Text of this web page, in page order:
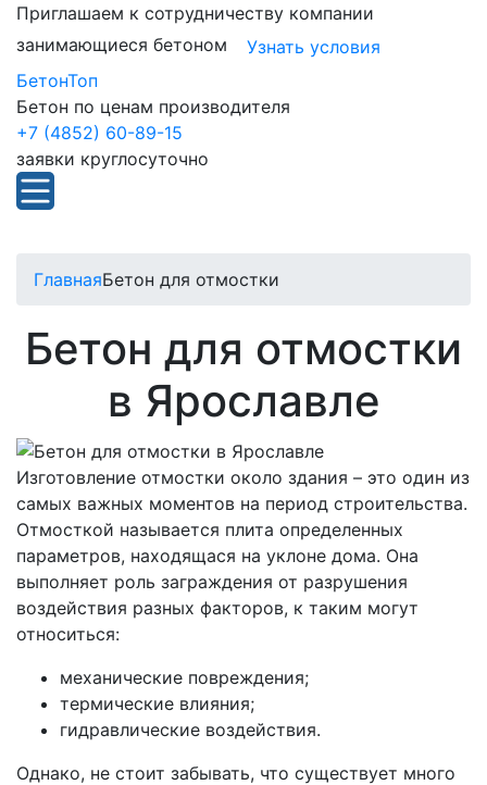
Приглашаем к сотрудничеству компании
занимающиеся бетоном
Узнать условия
БетонТоп
Бетон по ценам производителя
+7 (4852) 60-89-15
заявки круглосуточно
ГлавнаяБетон для отмостки
Бетон для отмостки
в Ярославле
Изготовление отмостки около здания – это один из
самых важных моментов на период строительства.
Отмосткой называется плита определенных
параметров, находящася на уклоне дома. Она
выполняет роль заграждения от разрушения
воздействия разных факторов, к таким могут
относиться:
механические повреждения;
термические влияния;
гидравлические воздействия.
Однако, не стоит забывать, что существует много